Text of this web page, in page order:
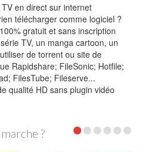
en direct sur internet
télécharger comme logiciel ?
gratuit et sans inscription
TV, un manga cartoon, un
de torrent ou site de
Rapidshare; FileSonic; Hotfile;
FilesTube; Fileserve...
qualité HD sans plugin vidéo
?